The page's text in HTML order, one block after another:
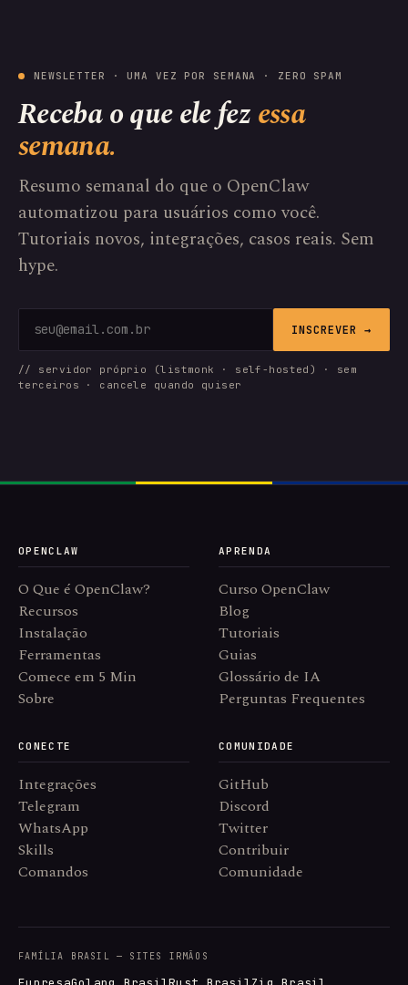
NEWSLETTER · UMA VEZ POR SEMANA · ZERO SPAM
Receba o que ele fezessa
semana.
Resumo semanal do que o OpenClaw
automatizou para usuários como você.
Tutoriais novos, integrações, casos reais. Sem
hype.
INSCREVER →
// servidor próprio (listmonk · self-hosted) · sem
terceiros · cancele quando quiser
OPENCLAW
O Que é OpenClaw?
Recursos
Instalação
Ferramentas
Comece em 5 Min
Sobre
APRENDA
Curso OpenClaw
Blog
Tutoriais
Guias
Glossário de IA
Perguntas Frequentes
CONECTE
Integrações
Telegram
WhatsApp
Skills
Comandos
COMUNIDADE
GitHub
Discord
Twitter
Contribuir
Comunidade
FAMÍLIA BRASIL — SITES IRMÃOS